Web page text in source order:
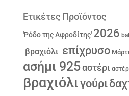
Ετικέτες Προϊόντος
'Ρόδο της Αφροδίτης' 2026
βραχιόλι επίχρυσο
ασήμι 925αστέρι
βραχιόλιγούρι